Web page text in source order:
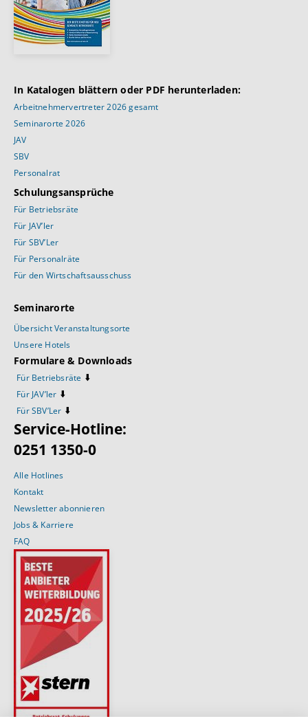
In Katalogen blättern oder PDF herunterladen:
Arbeitnehmervertreter 2026 gesamt
Seminarorte 2026
JAV
SBV
Personalrat
Schulungsansprüche
Für Betriebsräte
Für JAV’ler
Für SBV’Ler
Für Personalräte
Für den Wirtschaftsausschuss
Seminarorte
Übersicht Veranstaltungsorte
Unsere Hotels
Formulare & Downloads
Für Betriebsräte ⬇️
Für JAV’ler ⬇️
Für SBV’Ler ⬇️
Service-Hotline:
0251 1350-0
Alle Hotlines
Kontakt
Newsletter abonnieren
Jobs & Karriere
FAQ